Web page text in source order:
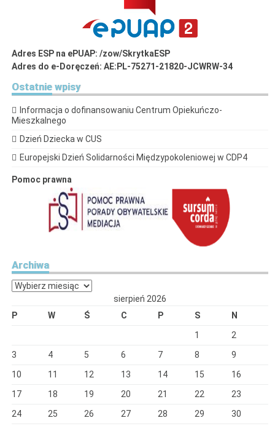
Adres ESP na ePUAP: /zow/SkrytkaESP
Adres do e-Doręczeń: AE:PL-75271-21820-JCWRW-34
Ostatnie wpisy
Informacja o dofinansowaniu Centrum Opiekuńczo-
Mieszkalnego
Dzień Dziecka w CUS
Europejski Dzień Solidarności Międzypokoleniowej w CDP4
Pomoc prawna
Archiwa
Archiwa
sierpień 2026
P
W Ś C P S
N
1
2
3
4 5 6 7 8
9
10
11 12 13 14 15
16
17
18 19 20 21 22
23
24
25 26 27 28 29 30